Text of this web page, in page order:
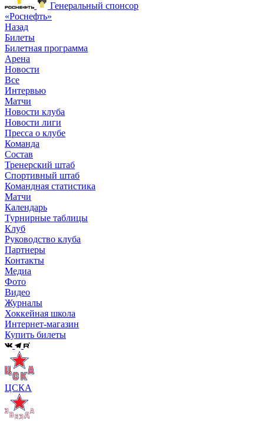
Генеральный спонсор
«Роснефть»
Назад
Билеты
Билетная программа
Арена
Новости
Все
Интервью
Матчи
Новости клуба
Новости лиги
Пресса о клубе
Команда
Состав
Тренерский штаб
Спортивный штаб
Командная статистика
Матчи
Календарь
Турнирные таблицы
Клуб
Руководство клуба
Партнеры
Контакты
Медиа
Фото
Видео
Журналы
Хоккейная школа
Интернет-магазин
Купить билеты
ЦСКА